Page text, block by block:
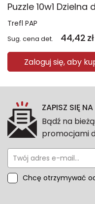
Trefl PAP
Sug. cena det. 44,42 zł
Zaloguj się, aby
ZAPISZ SIĘ
Bądź na
promocjami
Chcę otrzymywać
przeze mnie adres